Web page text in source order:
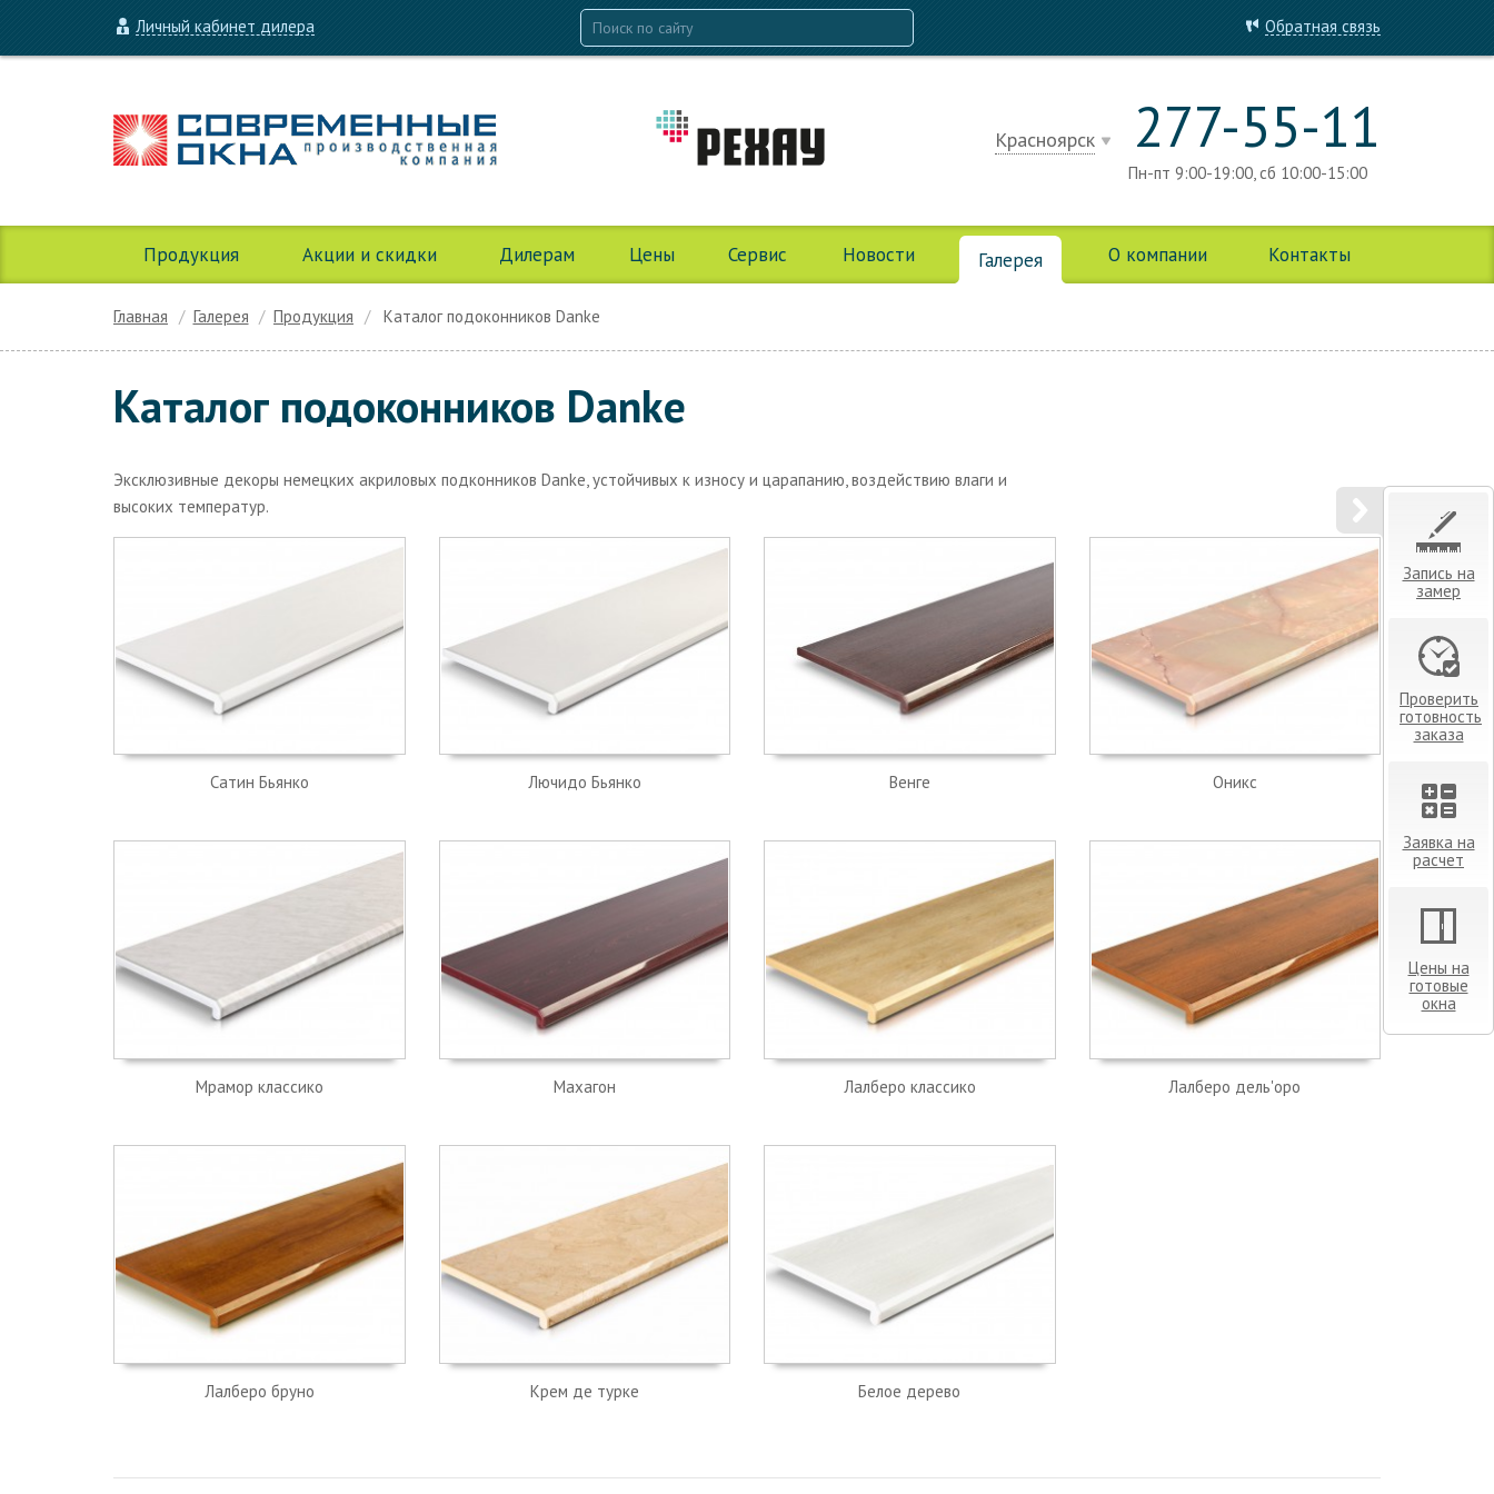
Запись на
замер
Проверить
готовность
заказа
Заявка на
расчет
Цены на
готовые
окна
Личный кабинет дилера Обратная связь
Красноярск 277-55-11
Пн-пт 9:00-19:00, сб 10:00-15:00
Продукция Акции и скидки Дилерам Цены Сервис Новости Галерея О компании Контакты
Главная Галерея Продукция Каталог подоконников Danke
Каталог подоконников Danke
Эксклюзивные декоры немецких акриловых подконников Danke, устойчивых к износу и царапанию, воздействию влаги и
высоких температур.
Сатин Бьянко Лючидо Бьянко Венге Оникс
Мрамор классико Махагон Лалберо классико Лалберо дель'оро
Лалберо бруно Крем де турке Белое дерево